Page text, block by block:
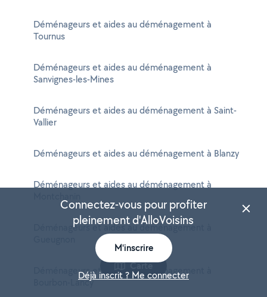
Déménageurs et aides au déménagement à
Tournus
Déménageurs et aides au déménagement à
Sanvignes-les-Mines
Déménageurs et aides au déménagement à Saint-
Vallier
Déménageurs et aides au déménagement à Blanzy
Déménageurs et aides au déménagement à
Déménageurs et aides au déménagement à
Déménageurs et aides au déménagement à
Bourbon-Lancy
Carte
Connectez-vous pour profiter
pleinement d'AlloVoisins
M'inscrire
Déjà inscrit ? Me connecter